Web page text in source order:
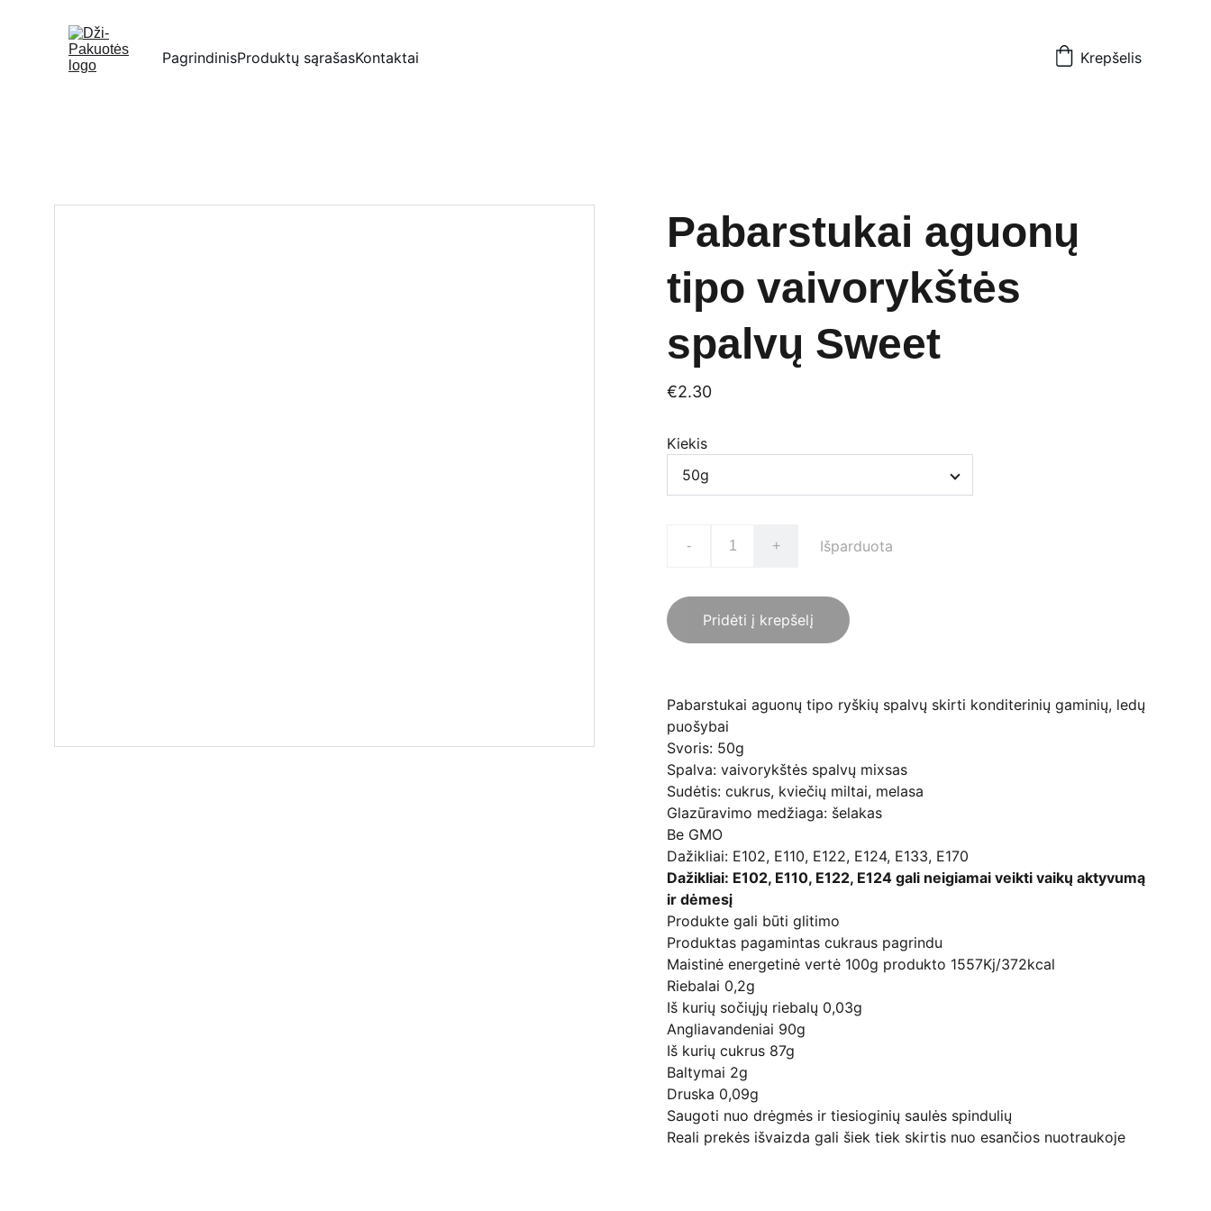
PagrindinisProduktų sąrašasKontaktai Krepšelis
Pabarstukai aguonų
tipo vaivorykštės
spalvų Sweet
€2.30
Kiekis
- + Išparduota
Pridėti į krepšelį
Pabarstukai aguonų tipo ryškių spalvų skirti konditerinių gaminių, ledų
puošybai
Svoris: 50g
Spalva: vaivorykštės spalvų mixsas
Sudėtis: cukrus, kviečių miltai, melasa
Glazūravimo medžiaga: šelakas
Be GMO
Dažikliai: E102, E110, E122, E124, E133, E170
Dažikliai: E102, E110, E122, E124 gali neigiamai veikti vaikų aktyvumą
ir dėmesį
Produkte gali būti glitimo
Produktas pagamintas cukraus pagrindu
Maistinė energetinė vertė 100g produkto 1557Kj/372kcal
Riebalai 0,2g
Iš kurių sočiųjų riebalų 0,03g
Angliavandeniai 90g
Iš kurių cukrus 87g
Baltymai 2g
Druska 0,09g
Saugoti nuo drėgmės ir tiesioginių saulės spindulių
Reali prekės išvaizda gali šiek tiek skirtis nuo esančios nuotraukoje